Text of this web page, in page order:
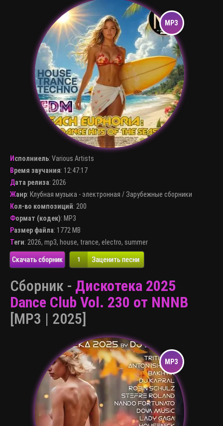
Исполниель: Various Artists
Время звучания: 12:47:17
Дата релиза: 2026
Жанр: Клубная музыка - электронная / Зарубежные сборники
Кол-во композиций: 200
Формат (кодек): MP3
Размер файла: 1772 MB
Теги: 2026, mp3, house, trance, electro, summer
Скачать сборник 1 Заценить песни
Сборник - Дискотека 2025
Dance Club Vol. 230 от NNNB
[MP3 | 2025]